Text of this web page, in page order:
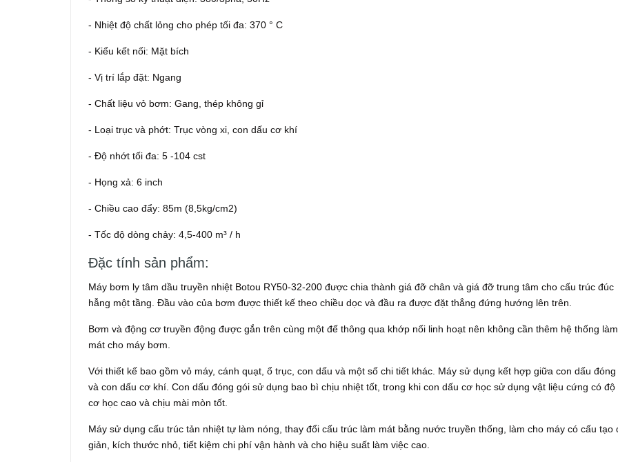
- Nhiệt độ chất lỏng cho phép tối đa: 370 ° C
- Kiểu kết nối: Mặt bích
- Vị trí lắp đặt: Ngang
- Chất liệu vỏ bơm: Gang, thép không gỉ
- Loại trục và phớt: Trục vòng xi, con dấu cơ khí
- Độ nhớt tối đa: 5 -104 cst
- Họng xả: 6 inch
- Chiều cao đẩy: 85m (8,5kg/cm2)
- Tốc độ dòng chảy: 4,5-400 m³ / h
Đặc tính sản phẩm:
Máy bơm ly tâm dầu truyền nhiệt Botou RY50-32-200 được chia thành giá đỡ chân và giá đỡ trung tâm cho cấu trúc đúc
hẫng một tầng. Đầu vào của bơm được thiết kế theo chiều dọc và đầu ra được đặt thẳng đứng hướng lên trên.
Bơm và động cơ truyền động được gắn trên cùng một đế thông qua khớp nối linh hoạt nên không cần thêm hệ thống làm
mát cho máy bơm.
Với thiết kế bao gồm vỏ máy, cánh quạt, ổ trục, con dấu và một số chi tiết khác. Máy sử dụng kết hợp giữa con dấu đóng
và con dấu cơ khí. Con dấu đóng gói sử dụng bao bì chịu nhiệt tốt, trong khi con dấu cơ học sử dụng vật liệu cứng có độ
cơ học cao và chịu mài mòn tốt.
Máy sử dụng cấu trúc tản nhiệt tự làm nóng, thay đổi cấu trúc làm mát bằng nước truyền thống, làm cho máy có cấu tạo
giản, kích thước nhỏ, tiết kiệm chi phí vận hành và cho hiệu suất làm việc cao.